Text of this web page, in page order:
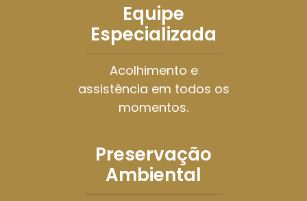
Equipe
Especializada
Acolhimento e
assistência em todos os
momentos.
Preservação
Ambiental